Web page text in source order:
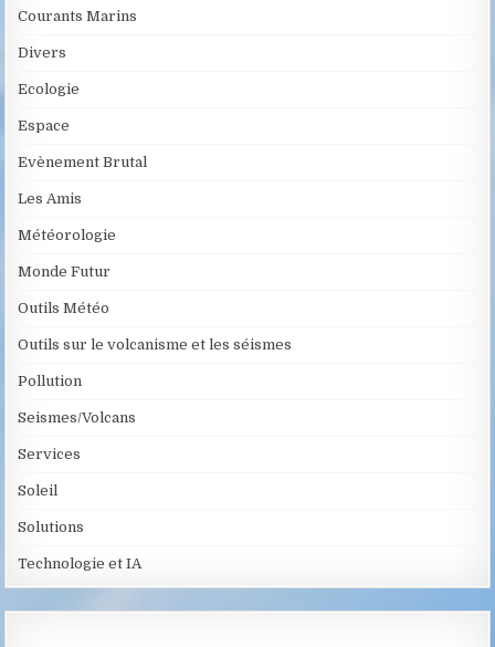
Courants Marins
Divers
Ecologie
Espace
Evènement Brutal
Les Amis
Météorologie
Monde Futur
Outils Météo
Outils sur le volcanisme et les séismes
Pollution
Seismes/Volcans
Services
Soleil
Solutions
Technologie et IA